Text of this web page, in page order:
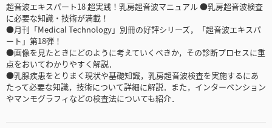
超音波エキスパート18 超実践！乳房超音波マニュアル ●乳房超音波検査
に必要な知識・技術が満載！
●月刊「Medical Technology」別冊の好評シリーズ，「超音波エキスパ
ート」第18弾！
●画像を見たときにどのように考えていくべきか，その診断プロセスに重
点をおいてわかりやすく解説．
●乳腺疾患をとりまく現状や基礎知識，乳房超音波検査を実施するにあ
たって必要な知識，技術について詳細に解説．また，インターベンション
やマンモグラフィなどの検査法についても紹介．